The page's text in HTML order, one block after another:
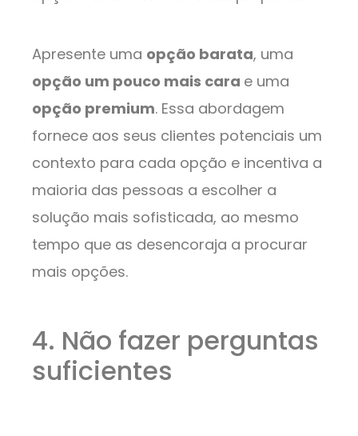
Apresente uma opção barata, uma
opção um pouco mais cara e uma
opção premium. Essa abordagem
fornece aos seus clientes potenciais um
contexto para cada opção e incentiva a
maioria das pessoas a escolher a
solução mais sofisticada, ao mesmo
tempo que as desencoraja a procurar
mais opções.
4. Não fazer perguntas
suficientes